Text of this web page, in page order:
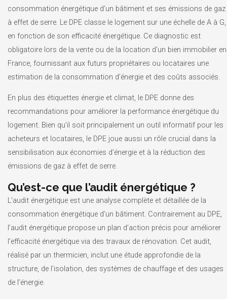
consommation énergétique d’un bâtiment et ses émissions de gaz
à effet de serre. Le DPE classe le logement sur une échelle de A à G,
en fonction de son efficacité énergétique. Ce diagnostic est
obligatoire lors de la vente ou de la location d’un bien immobilier en
France, fournissant aux futurs propriétaires ou locataires une
estimation de la consommation d’énergie et des coûts associés.
En plus des étiquettes énergie et climat, le DPE donne des
recommandations pour améliorer la performance énergétique du
logement. Bien qu’il soit principalement un outil informatif pour les
acheteurs et locataires, le DPE joue aussi un rôle crucial dans la
sensibilisation aux économies d’énergie et à la réduction des
émissions de gaz à effet de serre.
Qu’est-ce que l’audit énergétique ?
L’audit énergétique est une analyse complète et détaillée de la
consommation énergétique d’un bâtiment. Contrairement au DPE,
l’audit énergétique propose un plan d’action précis pour améliorer
l’efficacité énergétique via des travaux de rénovation. Cet audit,
réalisé par un thermicien, inclut une étude approfondie de la
structure, de l’isolation, des systèmes de chauffage et des usages
de l’énergie.